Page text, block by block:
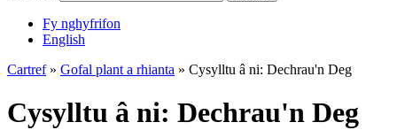
Fy nghyfrifon
English
Cartref» Gofal plant a rhianta » Cysylltu â ni: Dechrau'n Deg
Cysylltu â ni: Dechrau'n Deg